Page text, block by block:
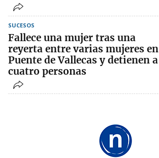
SUCESOS
Fallece una mujer tras una
reyerta entre varias mujeres en
Puente de Vallecas y detienen a
cuatro personas